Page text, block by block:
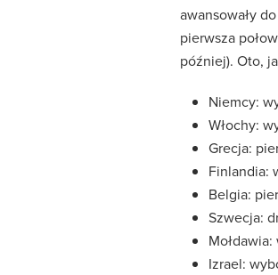
awansowały
pierwsza
później). Oto,
Niemcy:
Włochy:
Grecja:
Finlandia:
Belgia:
Szwecja:
Izrael: